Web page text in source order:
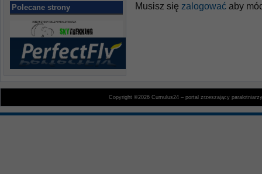
Polecane strony Musisz się zalogować aby
Copyright ©2026 Cumulus24 – portal zrzeszający